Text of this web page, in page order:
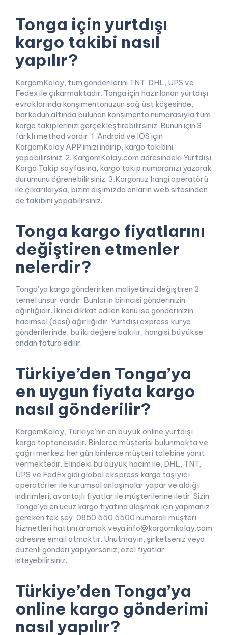
Tonga için yurtdışı
kargo takibi nasıl
yapılır?
KargomKolay, tüm gönderilerini TNT, DHL, UPS ve
Fedex ile çıkarmaktadır. Tonga için hazırlanan yurtdışı
evraklarında konşimentonuzun sağ üst köşesinde,
barkodun altında bulunan konşimento numarasıyla tüm
kargo takiplerinizi gerçekleştirebilirsiniz. Bunun için 3
farklı method vardır. 1. Android ve IOS için
KargomKolay APP’imizi indirip, kargo takibini
yapabilirsiniz. 2. KargomKolay.com adresindeki Yurtdışı
Kargo Takip sayfasına, kargo takip numaranızı yazarak
durumunu öğrenebilirsiniz. 3.Kargonuz hangi operatörü
ile çıkarıldıysa, bizim dışımızda onların web sitesinden
de takibini yapabilirsiniz.
Tonga kargo fiyatlarını
değiştiren etmenler
nelerdir?
Tonga’ya kargo gönderirken maliyetinizi değiştiren 2
temel unsur vardır. Bunların birincisi gönderinizin
ağırlığıdır. İkinci dikkat edilen konu ise gönderinizin
hacimsel (desi) ağırlığıdır. Yurtdışı express kurye
gönderilerinde, bu iki değere bakılır, hangisi büyükse
ondan fatura edilir.
Türkiye’den Tonga’ya
en uygun fiyata kargo
nasıl gönderilir?
KargomKolay, Türkiye’nin en büyük online yurtdışı
kargo toptancısıdır. Binlerce müşterisi bulunmakta ve
çağrı merkezi her gün binlerce müşteri talebine yanıt
vermektedir. Elindeki bu büyük hacim ile, DHL, TNT,
UPS ve FedEx gidi global ekspress kargo taşıyıcı
operatörler ile kurumsal anlaşmalar yapar ve aldığı
indirimleri, avantajlı fiyatlar ile müşterilerine iletir. Sizin
Tonga’ya en ucuz kargo fiyatına ulaşmak için yapmanız
gereken tek şey, 0850 550 5500 numaralı müşteri
hizmetleri hattını aramak veya info@kargomkolay.com
adresine email atmaktır. Unutmayın, şirketseniz veya
düzenli gönderi yapıyorsanız, özel fiyatlar
isteyebilirsiniz.
Türkiye’den Tonga’ya
online kargo gönderimi
nasıl yapılır?